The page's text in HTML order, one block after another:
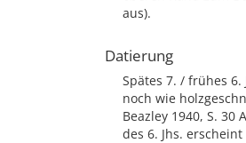
aus).
Datierung
Spätes 7. / frühes
noch wie
Beazley 1940, S. 30
des 6. Jhs.